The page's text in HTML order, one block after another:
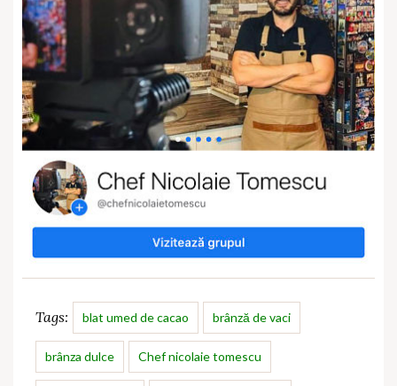
Tags: blat umed de cacao brânză de vaci
brânza dulce Chef nicolaie tomescu